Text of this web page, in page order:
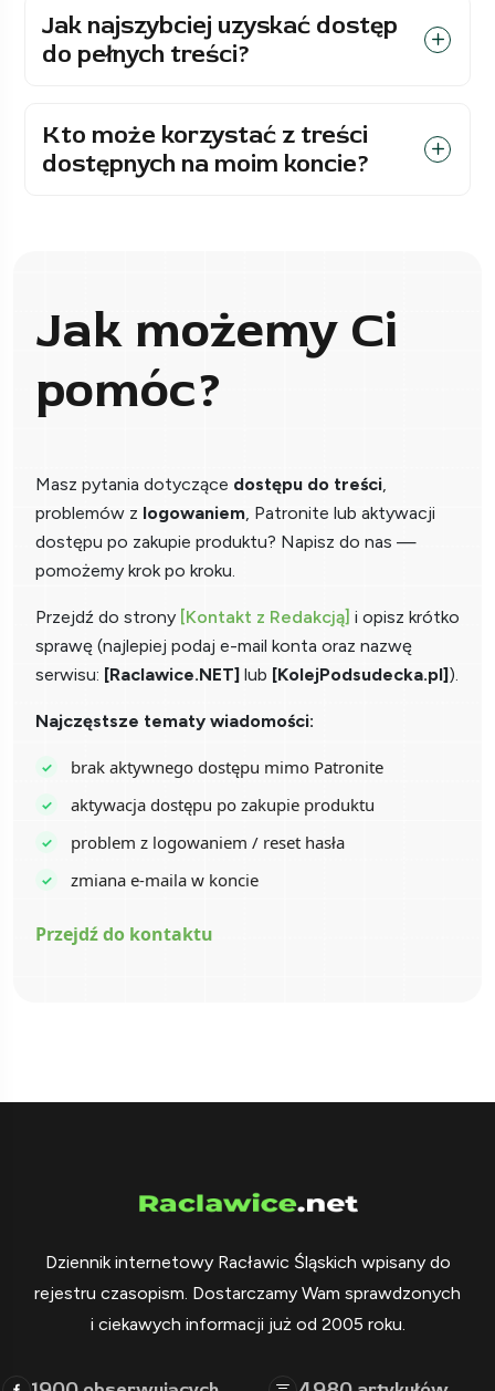
Jak najszybciej uzyskać dostęp
do pełnych treści?
Kto może korzystać z treści
dostępnych na moim koncie?
Jak możemy Ci
pomóc?
Masz pytania dotyczące dostępu do treści,
problemów z logowaniem, Patronite lub aktywacji
dostępu po zakupie produktu? Napisz do nas —
pomożemy krok po kroku.
Przejdź do strony [Kontakt z Redakcją] i opisz krótko
sprawę (najlepiej podaj e-mail konta oraz nazwę
serwisu: [Raclawice.NET] lub [KolejPodsudecka.pl]).
Najczęstsze tematy wiadomości:
brak aktywnego dostępu mimo Patronite
aktywacja dostępu po zakupie produktu
problem z logowaniem / reset hasła
zmiana e-maila w koncie
Przejdź do kontaktu
Dziennik internetowy Racławic Śląskich wpisany do
rejestru czasopism. Dostarczamy Wam sprawdzonych
i ciekawych informacji już od 2005 roku.